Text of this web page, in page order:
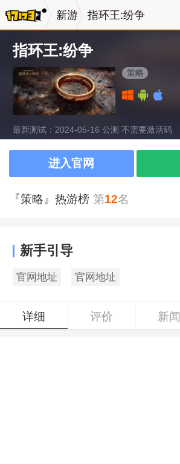
新游 指环王:纷争
指环王:纷争
策略
最新测试：2024-05-16 公测 不需要激活码
进入官网
『策略』热游榜 第12名
新手引导
官网地址 官网地址
详细 评价 新闻